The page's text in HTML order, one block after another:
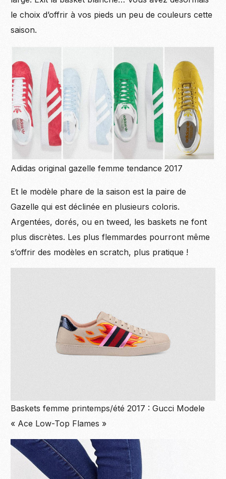
le choix d’offrir à vos pieds un peu de couleurs cette
saison.
Adidas original gazelle femme tendance 2017
Et le modèle phare de la saison est la paire de
Gazelle qui est déclinée en plusieurs coloris.
Argentées, dorés, ou en tweed, les baskets ne font
plus discrètes. Les plus flemmardes pourront même
s’offrir des modèles en scratch, plus pratique !
Baskets femme printemps/été 2017 : Gucci Modele
« Ace Low-Top Flames »